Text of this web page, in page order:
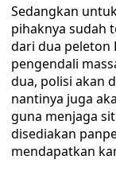
Sedangkan
pihaknya sudah
dari dua peleton
pengendali
dua, polisi akan
nantinya juga
guna menjaga
disediakan
mendapatkan